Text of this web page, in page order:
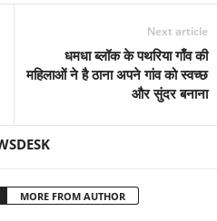
Next article
धमधा ब्लॉक के पथरिया गाँव की
महिलाओं ने है ठाना अपने गांव को स्वच्छ
और सुंदर बनाना
MORE FROM AUTHOR